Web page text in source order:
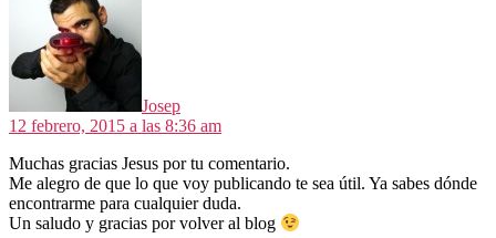
Josep
12 febrero, 2015 a las 8:36 am
Muchas gracias Jesus por tu comentario.
Me alegro de que lo que voy publicando te sea útil. Ya sabes dónde
encontrarme para cualquier duda.
Un saludo y gracias por volver al blog